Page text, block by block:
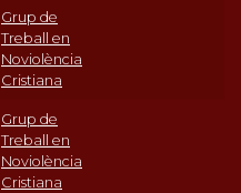
Grup de
Treball en
Noviolència
Cristiana
Grup de
Treball en
Noviolència
Cristiana